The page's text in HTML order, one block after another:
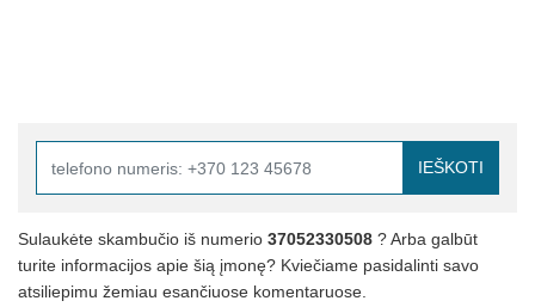
IEŠKOTI
Sulaukėte skambučio iš numerio 37052330508 ? Arba galbūt
turite informacijos apie šią įmonę? Kviečiame pasidalinti savo
atsiliepimu žemiau esančiuose komentaruose.